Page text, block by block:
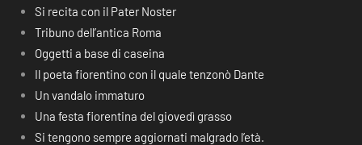
Si recita con il Pater Noster
Tribuno dell’antica Roma
Oggetti a base di caseina
Il poeta fiorentino con il quale tenzonò Dante
Un vandalo immaturo
Una festa fiorentina del giovedì grasso
Si tengono sempre aggiornati malgrado l’età.